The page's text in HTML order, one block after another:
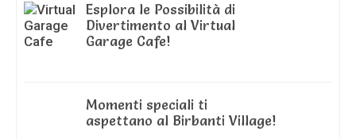
Esplora le Possibilità di
Divertimento al Virtual
Garage Cafe!
Momenti speciali ti
aspettano al Birbanti Village!